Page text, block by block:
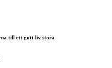
till ett gott liv stora